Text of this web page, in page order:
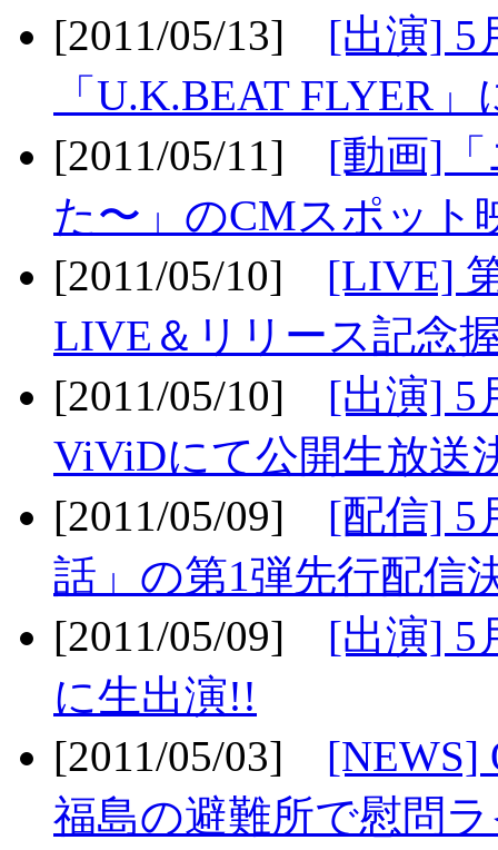
[2011/05/13] [出演] 5
「U.K.BEAT FLYER
[2011/05/11] [動画]
た〜」のCMスポット
[2011/05/10] [LIVE]
LIVE＆リリース記念
[2011/05/10] [出演] 5
ViViDにて公開生放送
[2011/05/09] [配信] 5
話」の第1弾先行配信
[2011/05/09] [出演] 5
に生出演!!
[2011/05/03] [NEWS]
福島の避難所で慰問